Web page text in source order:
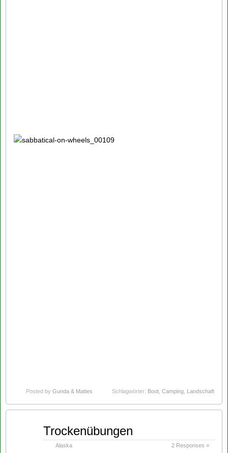
Posted by Gunda & Mattes Schlagwörter: Boot Camping Landschaft
Trockenübungen
Alaska 2 Responses »